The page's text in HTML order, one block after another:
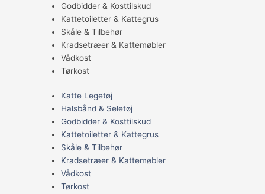
Godbidder & Kosttilskud
Kattetoiletter & Kattegrus
Skåle & Tilbehør
Kradsetræer & Kattemøbler
Vådkost
Tørkost
Katte Legetøj
Halsbånd & Seletøj
Godbidder & Kosttilskud
Kattetoiletter & Kattegrus
Skåle & Tilbehør
Kradsetræer & Kattemøbler
Vådkost
Tørkost